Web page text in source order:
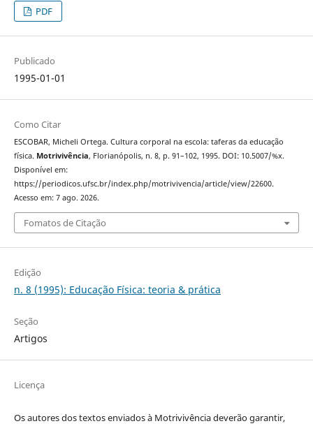
PDF
Publicado
1995-01-01
Como Citar
ESCOBAR, Micheli Ortega. Cultura corporal na escola: taferas da educação
física. Motrivivência, Florianópolis, n. 8, p. 91–102, 1995. DOI: 10.5007/%x.
Disponível em:
https://periodicos.ufsc.br/index.php/motrivivencia/article/view/22600.
Acesso em: 7 ago. 2026.
Fomatos de Citação
Edição
n. 8 (1995): Educação Física: teoria & prática
Seção
Artigos
Licença
Os autores dos textos enviados à Motrivivência deverão garantir,